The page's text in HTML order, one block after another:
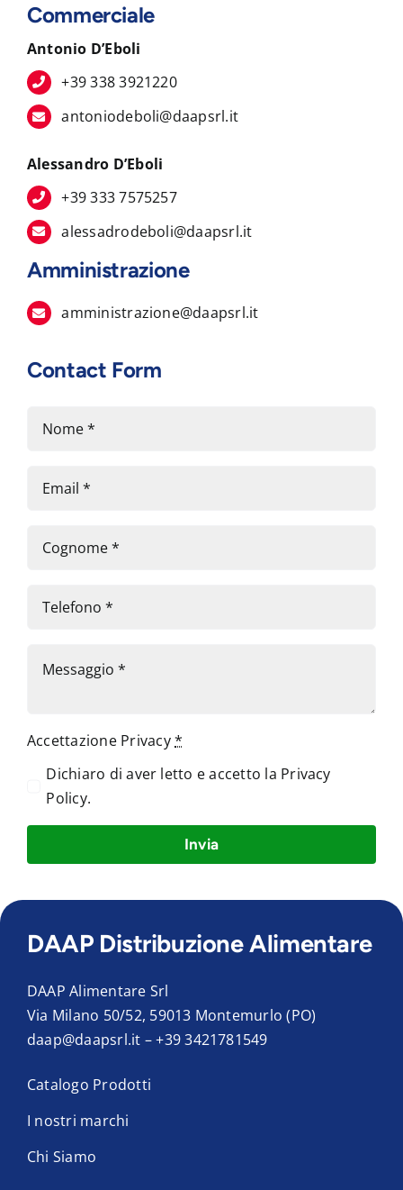
Commerciale
Antonio D’Eboli
+39 338 3921220
antoniodeboli@daapsrl.it
Alessandro D’Eboli
+39 333 7575257
alessadrodeboli@daapsrl.it
Amministrazione
amministrazione@daapsrl.it
Contact Form
Accettazione Privacy*
Dichiaro di aver letto e accetto la Privacy
Policy.
Invia
DAAP Distribuzione Alimentare
DAAP Alimentare Srl
Via Milano 50/52, 59013 Montemurlo (PO)
daap@daapsrl.it –+39 3421781549
Catalogo Prodotti
I nostri marchi
Chi Siamo